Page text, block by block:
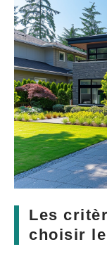
Les
choisir